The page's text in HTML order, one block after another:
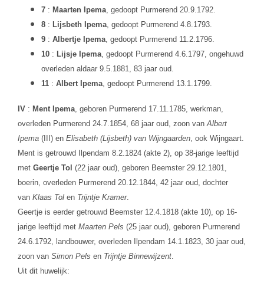
7 : Maarten Ipema, gedoopt Purmerend 20.9.1792.
8 : Lijsbeth Ipema, gedoopt Purmerend 4.8.1793.
9 : Albertje Ipema, gedoopt Purmerend 11.2.1796.
10 : Lijsje Ipema, gedoopt Purmerend 4.6.1797, ongehuwd
overleden aldaar 9.5.1881, 83 jaar oud.
11 : Albert Ipema, gedoopt Purmerend 13.1.1799.
IV : Ment Ipema, geboren Purmerend 17.11.1785, werkman,
overleden Purmerend 24.7.1854, 68 jaar oud, zoon van Albert
Ipema(III) en Elisabeth (Lijsbeth) van Wijngaarden, ook Wijngaart.
Ment is getrouwd Ilpendam 8.2.1824 (akte 2), op 38-jarige leeftijd
met Geertje Tol (22 jaar oud), geboren Beemster 29.12.1801,
boerin, overleden Purmerend 20.12.1844, 42 jaar oud, dochter
van Klaas Tolen Trijntje Kramer.
Geertje is eerder getrouwd Beemster 12.4.1818 (akte 10), op 16-
jarige leeftijd met Maarten Pels (25 jaar oud), geboren Purmerend
24.6.1792, landbouwer, overleden Ilpendam 14.1.1823, 30 jaar oud,
zoon van Simon Pels en Trijntje Binnewijzent.
Uit dit huwelijk: